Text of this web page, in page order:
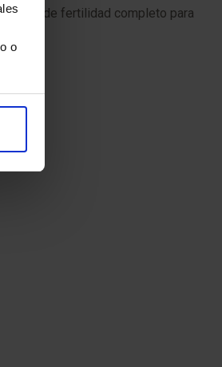
o
de fertilidad completo para